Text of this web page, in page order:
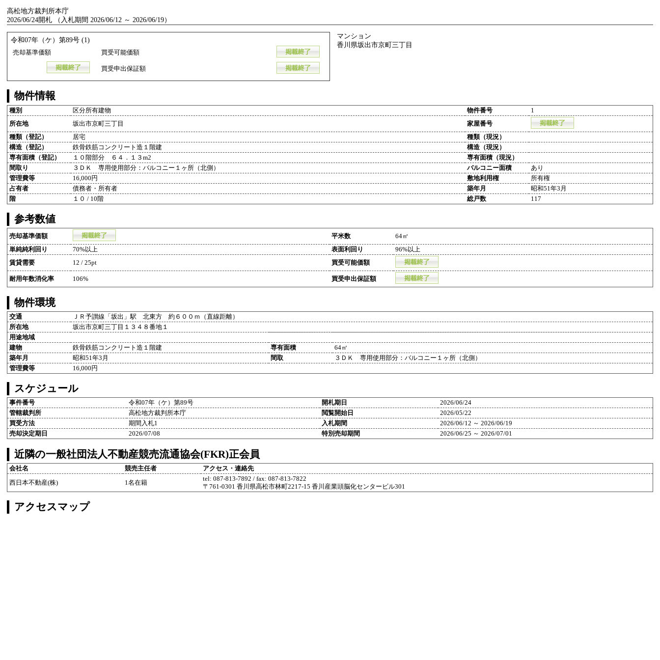
高松地方裁判所本庁
2026/06/24開札 （入札期間 2026/06/12 ～ 2026/06/19）
令和07年（ケ）第89号 (1)
売却基準価額 買受可能価額
買受申出保証額
マンション
香川県坂出市京町三丁目
物件情報
種別 区分所有建物 物件番号
1
所在地
坂出市京町三丁目
家屋番号
種類（登記）
居宅
種類（現況）
構造（登記）
鉄骨鉄筋コンクリート造１階建
構造（現況）
専有面積（登記）
１０階部分 ６４．１３m2
専有面積（現況）
間取り
３ＤＫ 専用使用部分：バルコニー１ヶ所（北側） バルコニー面積
あり
管理費等
16,000円 敷地利用権
所有権
占有者
債務者・所有者 築年月
昭和51年3月
階
１０ / 10階 総戸数 117
参考数値
売却基準価額 平米数
64㎡
単純純利回り
70%以上 表面利回り
96%以上
賃貸需要
12 / 25pt 買受可能価額
耐用年数消化率 106% 買受申出保証額
物件環境
交通
ＪＲ予讃線「坂出」駅 北東方 約６００ｍ（直線距離）
所在地
坂出市京町三丁目１３４８番地１
用途地域
建物
鉄骨鉄筋コンクリート造１階建 専有面積
64㎡
築年月
昭和51年3月 間取
３ＤＫ 専用使用部分：バルコニー１ヶ所（北側）
管理費等
16,000円
スケジュール
事件番号 令和07年（ケ）第89号 開札期日
2026/06/24
管轄裁判所
高松地方裁判所本庁 閲覧開始日
2026/05/22
買受方法
期間入札1 入札期間
2026/06/12 ～ 2026/06/19
売却決定期日
2026/07/08 特別売却期間 2026/06/25 ～ 2026/07/01
近隣の一般社団法人不動産競売流通協会(FKR)正会員
会社名 競売主任者 アクセス・連絡先
西日本不動産(株) 1名在籍
tel: 087-813-7892 / fax: 087-813-7822
〒761-0301 香川県高松市林町2217-15 香川産業頭脳化センタービル301
アクセスマップ